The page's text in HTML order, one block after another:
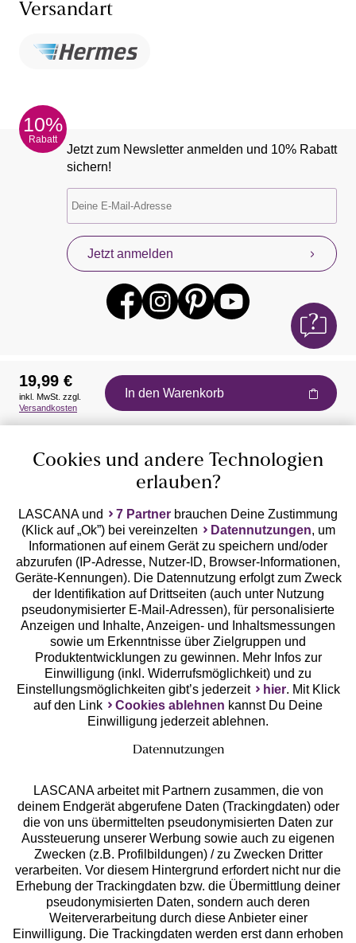
Versandart
10%
Rabatt
Jetzt zum Newsletter anmelden und 10% Rabatt
sichern!
Jetzt anmelden
Auszeichnungen
Geprüfte Sicherheit
Unsere Apps
Services
Beratung
Über uns
19,99 €
inkl. MwSt. zzgl.
Versandkosten
In den Warenkorb
Cookies und andere Technologien
erlauben?
LASCANA und 7 Partner brauchen Deine Zustimmung
(Klick auf „Ok”) bei vereinzelten
Datennutzungen, um
Informationen auf einem Gerät zu speichern und/oder
abzurufen (IP-Adresse, Nutzer-ID, Browser-Informationen,
Geräte-Kennungen). Die Datennutzung erfolgt zum Zweck
der Identifikation auf Drittseiten (auch unter Nutzung
pseudonymisierter E-Mail-Adressen), für personalisierte
Anzeigen und Inhalte, Anzeigen- und Inhaltsmessungen
sowie um Erkenntnisse über Zielgruppen und
Produktentwicklungen zu gewinnen. Mehr Infos zur
Einwilligung (inkl. Widerrufsmöglichkeit) und zu
Einstellungsmöglichkeiten gibt’s jederzeit
hier. Mit Klick
auf den Link
Cookies ablehnen kannst Du Deine
Einwilligung jederzeit ablehnen.
Datennutzungen
LASCANA arbeitet mit Partnern zusammen, die von
deinem Endgerät abgerufene Daten (Trackingdaten) oder
die von uns übermittelten pseudonymisierten Daten zur
Aussteuerung unserer Werbung sowie auch zu eigenen
Zwecken (z.B. Profilbildungen) / zu Zwecken Dritter
verarbeiten. Vor diesem Hintergrund erfordert nicht nur die
Erhebung der Trackingdaten bzw. die Übermittlung deiner
pseudonymisierten Daten, sondern auch deren
Weiterverarbeitung durch diese Anbieter einer
Einwilligung. Die Trackingdaten werden erst dann erhoben